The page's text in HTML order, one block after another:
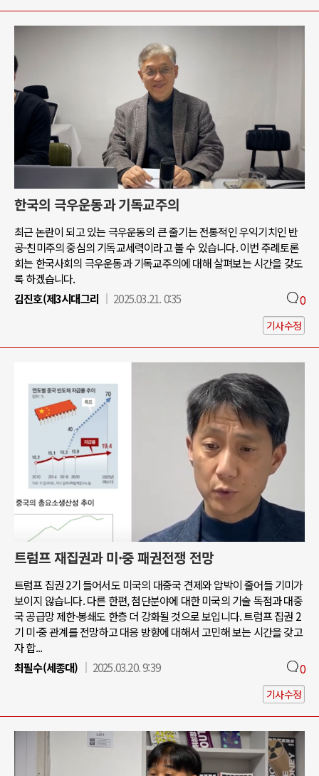
한국의 극우운동과 기독교주의
최근 논란이 되고 있는 극우운동의 큰 줄기는 전통적인 우익기치인 반
공-친미주의 중심의 기독교세력이라고 볼 수 있습니다. 이번 주례토론
회는 한국사회의 극우운동과 기독교주의에 대해 살펴보는 시간을 갖도
록 하겠습니다.
김진호(제3시대그리
2025.03.21. 0:35 0
기사수정
트럼프 재집권과 미·중 패권전쟁 전망
트럼프 집권 2기 들어서도 미국의 대중국 견제와 압박이 줄어들 기미가
보이지 않습니다. 다른 한편, 첨단분야에 대한 미국의 기술 독점과 대중
국 공급망 제한·봉쇄도 한층 더 강화될 것으로 보입니다. 트럼프 집권 2
기 미·중 관계를 전망하고 대응 방향에 대해서 고민해 보는 시간을 갖고
자 합...
최필수(세종대)
2025.03.20. 9:39 0
기사수정